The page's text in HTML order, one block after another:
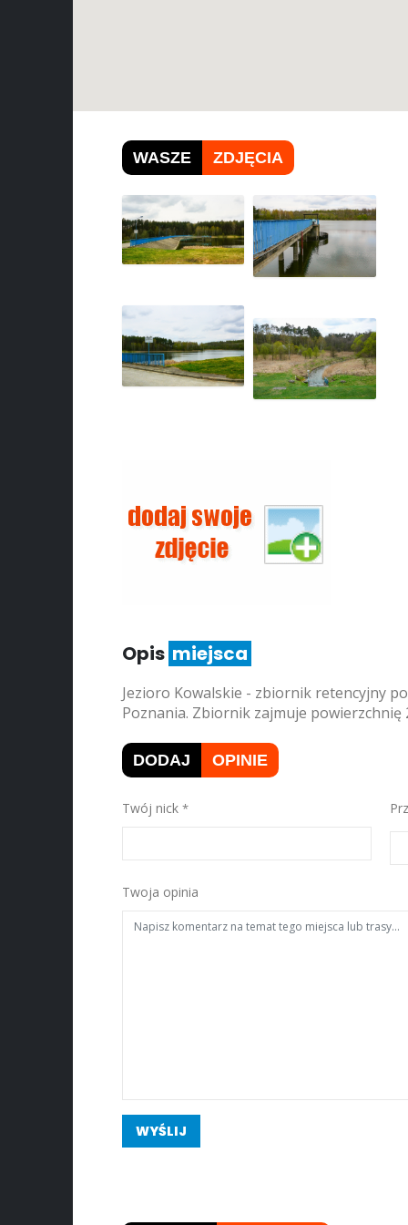
WASZE ZDJĘCIA
Opis miejsca
Jezioro Kowalskie - zbiornik retencyjny
Poznania. Zbiornik zajmuje powierzchnię
DODAJ OPINIE
Twój nick
Twoja opinia
WYŚLIJ